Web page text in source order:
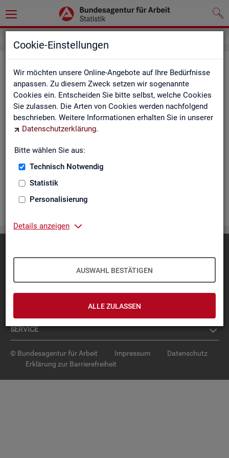
Cookie-Einstellungen
Wir möchten unsere Online-Angebote auf Ihre Bedürfnisse
anpassen. Zu diesem Zweck setzen wir sogenannte
Cookies ein. Entscheiden Sie bitte selbst, welche Cookies
Sie zulassen. Die Arten von Cookies werden nachfolgend
beschrieben. Weitere Informationen erhalten Sie in unserer
Datenschutzerklärung.
Bitte wählen Sie aus:
Technisch Notwendig
Statistik
Personalisierung
Details anzeigen
AUSWAHL BESTÄTIGEN
ALLE ZULASSEN
Ge­mein­de­da­ten der so­zi­al­ver­si­che­
rungs­pflich­tig Be­schäf­tig­ten nach
Wohn- und Ar­beits­ort - Deutsch­
land, Län­der, Krei­se und Ge­mein­den
(Jah­res­zah­len)
Die Ta­bel­len er­schei­nen jähr­lich und ent­hal­ten In­for­ma­tio­nen
über Be­stand, Ar­beits­ort, Wohn­ort, Ge­schlecht, Äl­te­re, Aus­
Be­trie­be / Be­triebs­grö­ße, Pend­ler und wei­te­re Merk­ma­le.
SER­VICE
© Bundesagentur für Arbeit Impressum
Datenschutz
Erklärung zur Barrierefreiheit